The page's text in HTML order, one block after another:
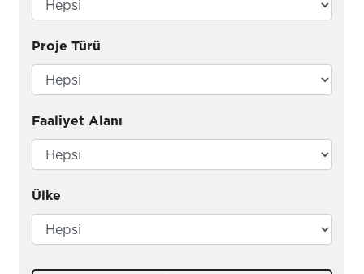
Proje Türü
Faaliyet Alanı
Ülke